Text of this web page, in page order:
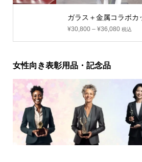
ガラス＋金属コラボカップ：RS-468
36,080 税込
女性向き表彰用品・記念品